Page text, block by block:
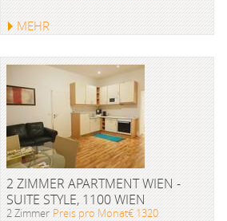
MEHR
2 ZIMMER APARTMENT WIEN -
SUITE STYLE, 1100 WIEN
2 Zimmer Preis pro Monat€ 1320